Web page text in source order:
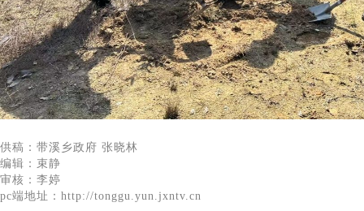
供稿：带溪乡政府 张晓林
编辑：束静
审核：李婷
pc端地址：http://tonggu.yun.jxntv.cn